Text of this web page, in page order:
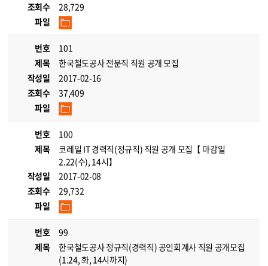
조회수
28,729
파일
번호
101
제목
한국철도공사 전문직 직원 공개 모집
작성일
2017-02-16
조회수
37,409
파일
번호
100
제목
코레일 IT 경력직(정규직) 직원 공개 모집【 마감일
2.22(수), 14시】
작성일
2017-02-08
조회수
29,732
파일
번호
99
제목
한국철도공사 정규직(경력직) 공인회계사 직원 공개모집
(1.24, 화, 14시까지)